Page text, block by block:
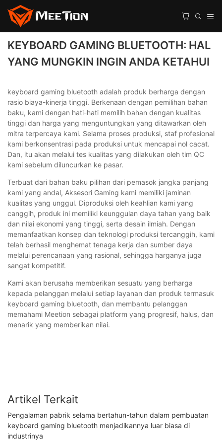
KEYBOARD GAMING BLUETOOTH: HAL
YANG MUNGKIN INGIN ANDA KETAHUI
keyboard gaming bluetooth adalah produk berharga dengan
rasio biaya-kinerja tinggi. Berkenaan dengan pemilihan bahan
baku, kami dengan hati-hati memilih bahan dengan kualitas
tinggi dan harga yang menguntungkan yang ditawarkan oleh
mitra terpercaya kami. Selama proses produksi, staf profesional
kami berkonsentrasi pada produksi untuk mencapai nol cacat.
Dan, itu akan melalui tes kualitas yang dilakukan oleh tim QC
kami sebelum diluncurkan ke pasar.
Terbuat dari bahan baku pilihan dari pemasok jangka panjang
kami yang andal, Aksesori Gaming kami memiliki jaminan
kualitas yang unggul. Diproduksi oleh keahlian kami yang
canggih, produk ini memiliki keunggulan daya tahan yang baik
dan nilai ekonomi yang tinggi, serta desain ilmiah. Dengan
memanfaatkan konsep dan teknologi produksi tercanggih, kami
telah berhasil menghemat tenaga kerja dan sumber daya
melalui perencanaan yang rasional, sehingga harganya juga
sangat kompetitif.
Kami akan berusaha memberikan sesuatu yang berharga
kepada pelanggan melalui setiap layanan dan produk termasuk
keyboard gaming bluetooth, dan membantu pelanggan
memahami Meetion sebagai platform yang progresif, halus, dan
menarik yang memberikan nilai.
Artikel Terkait
Pengalaman pabrik selama bertahun-tahun dalam pembuatan
keyboard gaming bluetooth menjadikannya luar biasa di
industrinya